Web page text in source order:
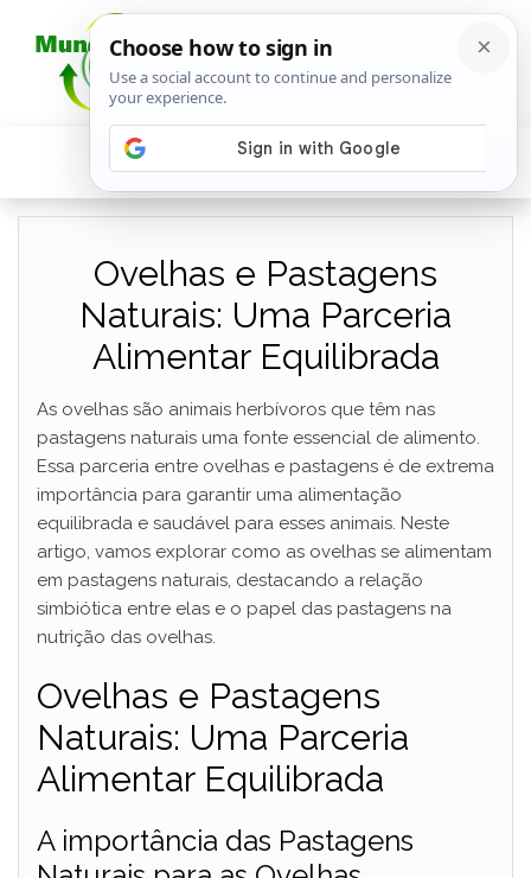
Ovelhas e Pastagens
Naturais: Uma Parceria
Alimentar Equilibrada
As ovelhas são animais herbívoros que têm nas
pastagens naturais uma fonte essencial de alimento.
Essa parceria entre ovelhas e pastagens é de extrema
importância para garantir uma alimentação
equilibrada e saudável para esses animais. Neste
artigo, vamos explorar como as ovelhas se alimentam
em pastagens naturais, destacando a relação
simbiótica entre elas e o papel das pastagens na
nutrição das ovelhas.
Ovelhas e Pastagens
Naturais: Uma Parceria
Alimentar Equilibrada
A importância das Pastagens